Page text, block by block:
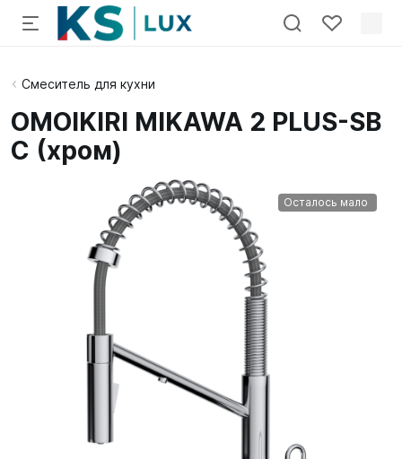
Смеситель для кухни
OMOIKIRI MIKAWA 2 PLUS-SB
C (хром)
Осталось мало